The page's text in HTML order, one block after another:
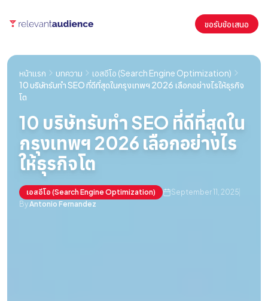
ขอรับข้อเสนอ
หน้าแรก บทความ
เอสอีโอ (Search Engine Optimization)
10 บริษัทรับทำ SEO ที่ดีที่สุดในกรุงเทพฯ 2026 เลือกอย่างไรให้ธุรกิจ
โต
10 บริษัทรับทำ SEO ที่ดีที่สุดใน
กรุงเทพฯ 2026 เลือกอย่างไร
ให้ธุรกิจโต
เอสอีโอ (Search Engine Optimization)
September 11, 2025
ByAntonio Fernandez